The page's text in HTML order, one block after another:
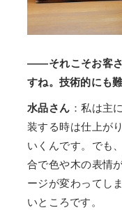
——それこそお客さ
すね。技術的にも
水品さん ：私は主
装する時は仕上が
いくんです。でも
合で色や木の表情
ージが変わってし
いところです。